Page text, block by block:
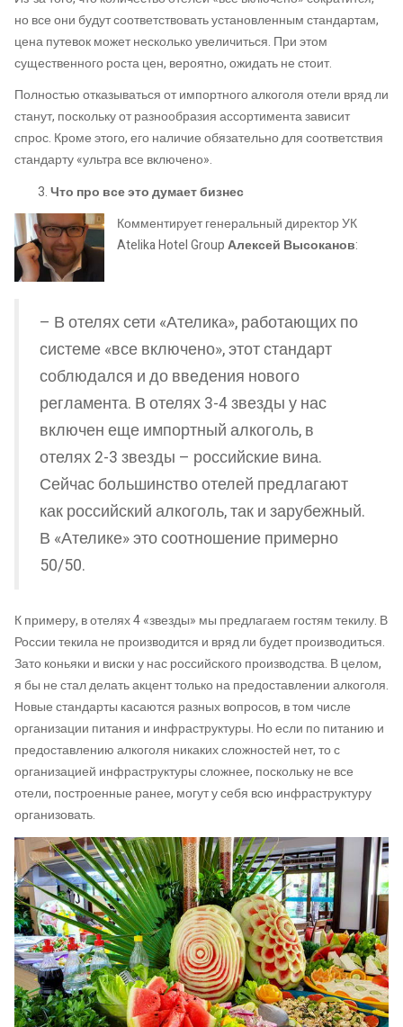
но все они будут соответствовать установленным стандартам,
цена путевок может несколько увеличиться. При этом
существенного роста цен, вероятно, ожидать не стоит.
Полностью отказываться от импортного алкоголя отели вряд ли
станут, поскольку от разнообразия ассортимента зависит
спрос. Кроме этого, его наличие обязательно для соответствия
стандарту «ультра все включено».
Что про все это думает бизнес
Комментирует генеральный директор УК
Atelika Hotel GroupАлексей Высоканов:
– В отелях сети «Ателика», работающих по
системе «все включено», этот стандарт
соблюдался и до введения нового
регламента. В отелях 3-4 звезды у нас
включен еще импортный алкоголь, в
отелях 2-3 звезды – российские вина.
Сейчас большинство отелей предлагают
как российский алкоголь, так и зарубежный.
В «Ателике» это соотношение примерно
50/50.
К примеру, в отелях 4 «звезды» мы предлагаем гостям текилу. В
России текила не производится и вряд ли будет производиться.
Зато коньяки и виски у нас российского производства. В целом,
я бы не стал делать акцент только на предоставлении алкоголя.
Новые стандарты касаются разных вопросов, в том числе
организации питания и инфраструктуры. Но если по питанию и
предоставлению алкоголя никаких сложностей нет, то с
организацией инфраструктуры сложнее, поскольку не все
отели, построенные ранее, могут у себя всю инфраструктуру
организовать.